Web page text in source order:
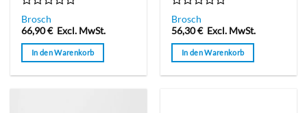
Bewertet
mit
0
von
5
Brosch
66,90€ Excl. MwSt.
In den Warenkorb
Bewertet
mit
0
von
5
Brosch
56,30€ Excl. MwSt.
In den Warenkorb